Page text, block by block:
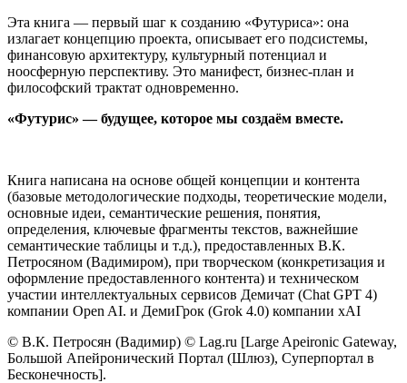
Эта книга — первый шаг к созданию «Футуриса»: она
излагает концепцию проекта, описывает его подсистемы,
финансовую архитектуру, культурный потенциал и
ноосферную перспективу. Это манифест, бизнес‑план и
философский трактат одновременно.
«Футурис» — будущее, которое мы создаём вместе.
Книга написана на основе общей концепции и контента
(базовые методологические подходы, теоретические модели,
основные идеи, семантические решения, понятия,
определения, ключевые фрагменты текстов, важнейшие
семантические таблицы и т.д.), предоставленных В.К.
Петросяном (Вадимиром), при творческом (конкретизация и
оформление предоставленного контента) и техническом
участии интеллектуальных сервисов Демичат (Chat GPT 4)
компании Open AI. и ДемиГрок (Grok 4.0) компании xAI
© В.К. Петросян (Вадимир) © Lag.ru [Large Apeironic Gateway,
Большой Апейронический Портал (Шлюз), Суперпортал в
Бесконечность].